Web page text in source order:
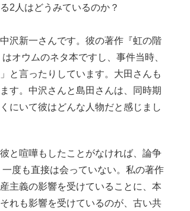
2人はどうみているのか？
沢新一さんです。彼の著作『虹の階
オウムのネタ本ですし、事件当時、
と言ったりしています。大田さんも
す。中沢さんと島田さんは、同時期
にいて彼はどんな人物だと感じまし
と喧嘩もしたことがなければ、論争
度も直接は会っていない。私の著作
主義の影響を受けていることに、本
れも影響を受けているのが、古い共